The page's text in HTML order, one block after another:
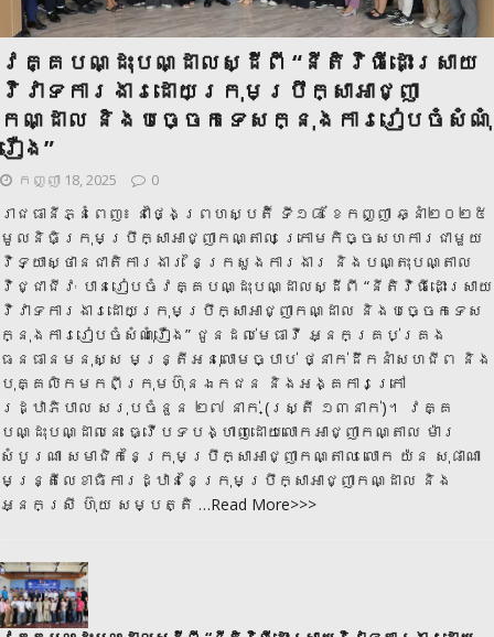
វគ្គបណ្ដុះបណ្ដាលស្ដីពី “នីតិវិធីដោះស្រាយ
វិវាទការងារដោយក្រុមប្រឹក្សាអាជ្ញា
កណ្ដាល និងបច្ចេកទេសក្នុងការរៀបចំសំណុំ
រឿង”
កញ្ញា 18, 2025 0
រាជធានីភ្នំពេញ៖ នាថ្ងៃព្រហស្បតិ៍ ទី១៨ ខែកញ្ញា ឆ្នាំ២០២៥
មូលនិធិក្រុមប្រឹក្សាអាជ្ញាកណ្តាល ក្រោមកិច្ចសហការជាមួយ
វិទ្យាស្ថានជាតិការងារ នៃក្រសួងការងារ និងបណ្តុះបណ្តាល
វិជ្ជាជីវៈ បានរៀបចំវគ្គបណ្ដុះបណ្ដាលស្ដីពី “នីតិវិធីដោះស្រាយ
វិវាទការងារដោយក្រុមប្រឹក្សាអាជ្ញាកណ្ដាល និងបច្ចេកទេស
ក្នុងការរៀបចំសំណុំរឿង” ជូនដល់មេធាវី អ្នកគ្រប់គ្រង
ធនធានមនុស្ស មន្ត្រីអនុលោមច្បាប់ ថ្នាក់ដឹកនាំសហជីព និង
បុគ្គលិកមកពីក្រុមហ៊ុនឯកជន និងអង្គការក្រៅ
រដ្ឋាភិបាល សរុបចំនួន ២៧ នាក់ (ស្ត្រី ១៣នាក់)។ វគ្គ
បណ្ដុះបណ្ដាលនេះ ធ្វើបទបង្ហាញដោយលោកអាជ្ញាកណ្តាល ម៉ារ
សំបូរណា សមាជិកនៃក្រុមប្រឹក្សាអាជ្ញាកណ្តាល លោក យ៉ន សុផាណា
មន្ត្រីលេខាធិការដ្ឋាននៃក្រុមប្រឹក្សាអាជ្ញាកណ្ដាល និង
អ្នកស្រី ហ៊ុយ សម្បត្តិ …Read More>>>